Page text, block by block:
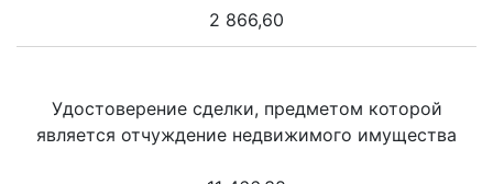
2 866,60
Удостоверение сделки, предметом которой
является отчуждение недвижимого имущества